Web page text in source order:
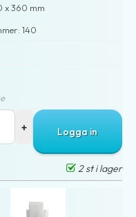
x 360 mm
140
Logga in
2 st i lager